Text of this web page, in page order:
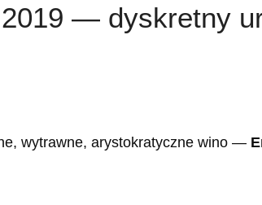
— dyskretny
wytrawne, arystokratyczne wino —